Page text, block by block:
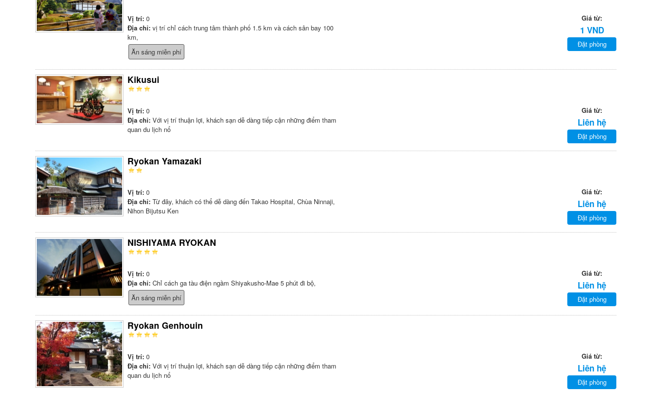
Vị trí: 0
Địa chỉ: vị trí chỉ cách trung tâm thành phố 1.5 km và cách sân bay 100
km,
Ăn sáng miễn phí
Giá từ:
1 VND
Đặt phòng
Kikusui
Vị trí: 0
Địa chỉ: Với vị trí thuận lợi, khách sạn dễ dàng tiếp cận những điểm tham
quan du lịch nổ
Giá từ:
Liên hệ
Đặt phòng
Ryokan Yamazaki
Vị trí: 0
Địa chỉ: Từ đây, khách có thể dễ dàng đến Takao Hospital, Chùa Ninnaji,
Nihon Bijutsu Ken
Giá từ:
Liên hệ
Đặt phòng
NISHIYAMA RYOKAN
Vị trí: 0
Địa chỉ: Chỉ cách ga tàu điện ngầm Shiyakusho-Mae 5 phút đi bộ,
Ăn sáng miễn phí
Giá từ:
Liên hệ
Đặt phòng
Ryokan Genhouin
Vị trí: 0
Địa chỉ: Với vị trí thuận lợi, khách sạn dễ dàng tiếp cận những điểm tham
quan du lịch nổ
Giá từ:
Liên hệ
Đặt phòng